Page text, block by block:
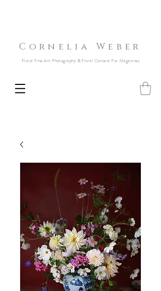
Cornelia Weber
Floral Fine Art Photography & Floral Content For Magazines